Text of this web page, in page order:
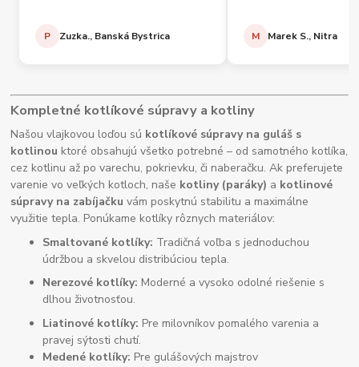
P Zuzka., Banská Bystrica M Marek S., Nitra
Kompletné kotlíkové súpravy a kotliny
Našou vlajkovou loďou sú kotlíkové súpravy na guláš s
kotlinou ktoré obsahujú všetko potrebné – od samotného kotlíka,
cez kotlinu až po varechu, pokrievku, či naberačku. Ak preferujete
varenie vo veľkých kotloch, naše kotliny (paráky) a kotlinové
súpravy na zabíjačku vám poskytnú stabilitu a maximálne
využitie tepla. Ponúkame kotlíky rôznych materiálov:
Smaltované kotlíky: Tradičná voľba s jednoduchou
údržbou a skvelou distribúciou tepla.
Nerezové kotlíky: Moderné a vysoko odolné riešenie s
dlhou životnosťou.
Liatinové kotlíky: Pre milovníkov pomalého varenia a
pravej sýtosti chutí.
Medené kotlíky: Pre gulášových majstrov